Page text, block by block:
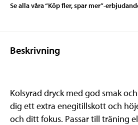
Se alla våra “Köp fler, spar mer”-
Beskrivning
Kolsyrad dryck med god smak
dig ett extra enegitillskott och
och ditt fokus. Passar till träning